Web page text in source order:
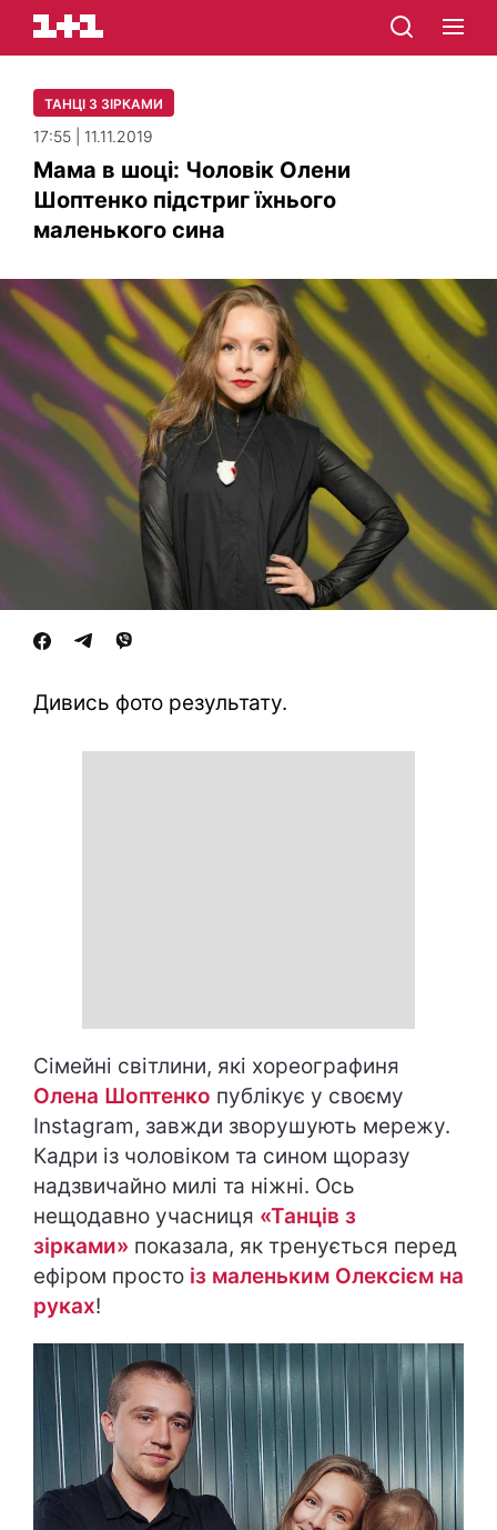
ТАНЦІ З ЗІРКАМИ
17:55 | 11.11.2019
Мама в шоці: Чоловік Олени
Шоптенко підстриг їхнього
маленького сина
Дивись фото результату.
Сімейні світлини, які хореографиня
Олена Шоптенко публікує у своєму
Instagram, завжди зворушують мережу.
Кадри із чоловіком та сином щоразу
надзвичайно милі та ніжні. Ось
нещодавно учасниця «Танців з
зірками» показала, як тренується перед
ефіром просто із маленьким Олексієм на
руках!